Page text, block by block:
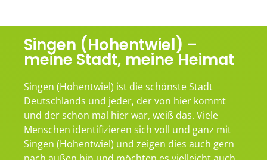
Singen (Hohentwiel) –
meine Stadt, meine Heimat
Singen (Hohentwiel) ist die schönste Stadt
Deutschlands und jeder, der von hier kommt
und der schon mal hier war, weiß das. Viele
Menschen identifizieren sich voll und ganz mit
Singen (Hohentwiel) und zeigen dies auch gern